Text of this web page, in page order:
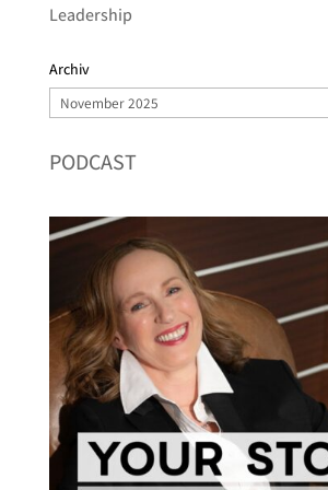
Leadership
Archiv
Archiv
PODCAST